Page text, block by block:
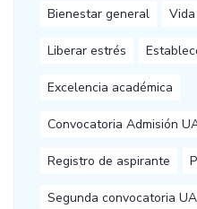
Bienestar general
Liberar estrés
Excelencia académica
Convocatoria Admisión
Registro de aspirante
Segunda convocatoria